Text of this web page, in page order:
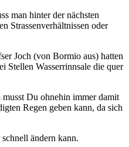
man hinter der nächsten
Strassenverhältnissen oder
Joch (von Bormio aus) hatten
Stellen Wasserrinnsale die quer
musst Du ohnehin immer damit
Regen geben kann, da sich
ändern kann.